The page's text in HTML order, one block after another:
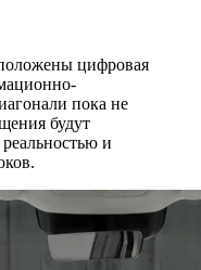
цифровая
пока не
будут
и